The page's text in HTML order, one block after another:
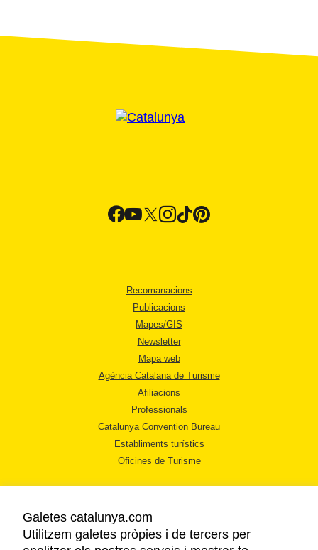
Recomanacions
Publicacions
Mapes/GIS
Newsletter
Mapa web
Agència Catalana de Turisme
Afiliacions
Professionals
Catalunya Convention Bureau
Establiments turístics
Oficines de Turisme
Galetes catalunya.com
Utilitzem galetes pròpies i de tercers per